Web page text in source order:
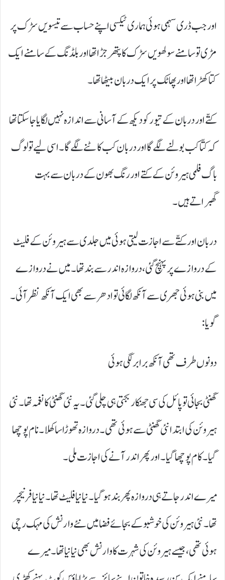
اور جب ڈری سہمی ہوئی ہماری ٹیکسی اپنے حساب سے تیسویں سڑک پر
مڑی تو سامنے سولھویں سڑک کا پتھر جڑا تھا اور بلڈنگ کے سامنے ایک
کتا کھڑا تھا اور پھاٹک پر ایک دربان بیٹھا تھا۔
کتّے اور دربان کے تیور کو دیکھ کے آسانی سے اندازہ نہیں لگایا جاسکتا تھا
کہ کتّا کب بولنے لگے گا اور دربان کب کاٹنے لگے گا۔ اسی لیے تو لوگ
باگ فلمی ہیروئن کے کتے اور رنگ بھون کے دربان سے بہت
گھبراتے ہیں۔
دربان اور کتّے سے اجازت لیتی ہوئی میں جلدی سے ہیروئن کے فلیٹ
کے دروازے پر پہنچ گئی، دروازہ اندر سے بند تھا۔ میں نے دروازے
میں بنی ہوئی جھری سے آنکھ لگائی تو ادھر سے بھی ایک آنکھ نظر آئی۔
گویا:
دونوں طرف تھی آنکھ برابر لگی ہوئی
گھنٹی بجائی تو پائل کی سی جھنکار بجتی ہی چلی گئی۔ یہ نئی گھنٹی کانغمہ تھا۔ نئی
ہیروئن کی ابتدا نئی گھنٹی سے ہوئی تھی۔ دروازہ تھوڑا سا کھلا۔ نام پوچھا
گیا۔ کام پوچھا گیا۔ اور پھر اندر آنے کی اجازت ملی۔
میرے اندر جاتے ہی دروازہ پھر بند ہوگیا۔ نیا نیا فلیٹ تھا۔ نیا نیا فرنیچر
تھا۔ نئی ہیروئن کی خوشبو کے بجائے فضا میں نئے وارنش کی مہک رچی
ہوئی تھی، جیسے ہیروئن کی شہرت کا وارنش بھی نیا نیا تھا۔ میرے